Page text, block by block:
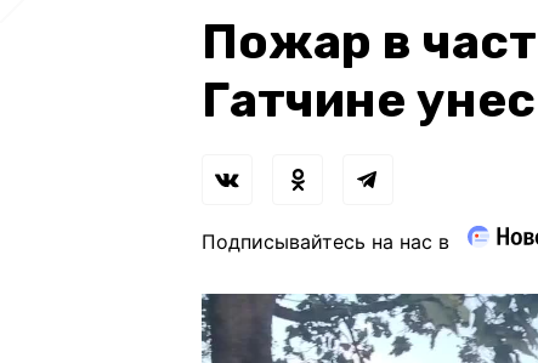
Пожар в
Гатчине
Подписывайтесь на нас в